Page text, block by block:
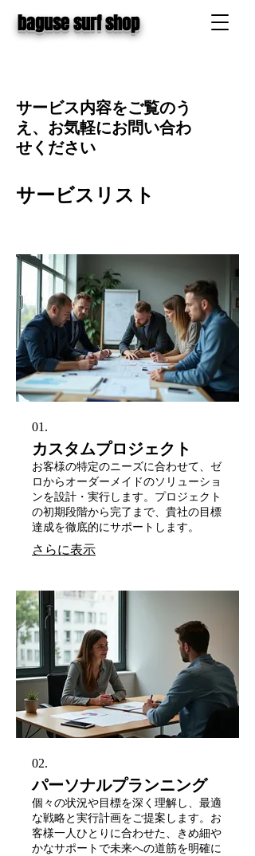
baguse surf shop
サービス内容をご覧のう
え、お気軽にお問い合わ
せください
サービスリスト
01.
カスタムプロジェクト
お客様の特定のニーズに合わせて、ゼ
ロからオーダーメイドのソリューショ
ンを設計・実行します。プロジェクト
の初期段階から完了まで、貴社の目標
達成を徹底的にサポートします。
さらに表示
02.
パーソナルプランニング
個々の状況や目標を深く理解し、最適
な戦略と実行計画をご提案します。お
客様一人ひとりに合わせた、きめ細や
かなサポートで未来への道筋を明確に